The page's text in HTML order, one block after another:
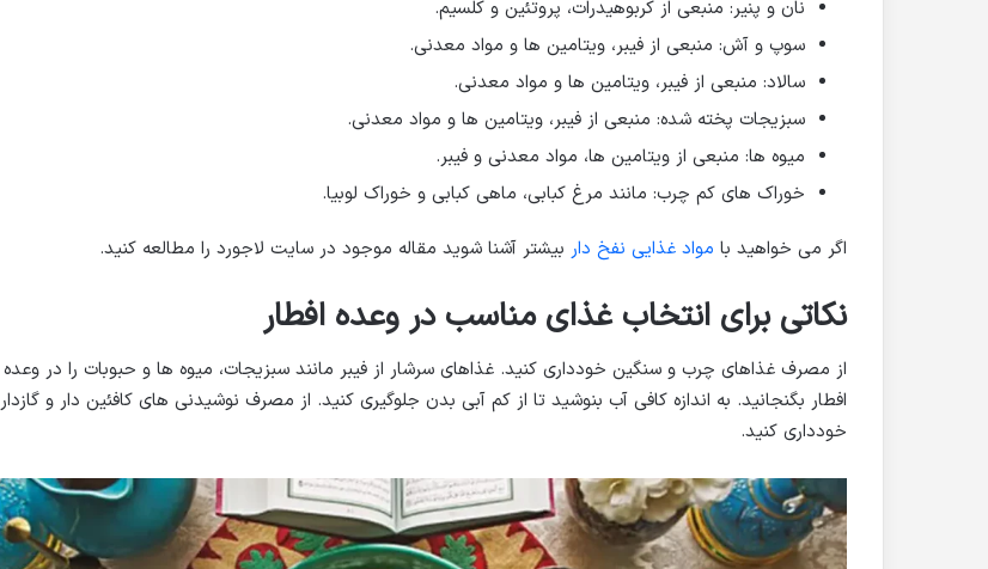
نان و پنیر: منبعی از کربوهیدرات، پروتئین و کلسیم.
سوپ و آش: منبعی از فیبر، ویتامین ها و مواد معدنی.
سالاد: منبعی از فیبر، ویتامین ها و مواد معدنی.
سبزیجات پخته شده: منبعی از فیبر، ویتامین ها و مواد معدنی.
میوه ها: منبعی از ویتامین ها، مواد معدنی و فیبر.
خوراک های کم چرب: مانند مرغ کبابی، ماهی کبابی و خوراک لوبیا.
اگر می خواهید با مواد غذایی نفخ دار بیشتر آشنا شوید مقاله موجود در سایت لاجورد را مطالعه کنید.
نکاتی برای انتخاب غذای مناسب در وعده افطار
از مصرف غذاهای چرب و سنگین خودداری کنید. غذاهای سرشار از فیبر مانند سبزیجات، میوه ها و حبوبات را در وعده
افطار بگنجانید. به اندازه کافی آب بنوشید تا از کم آبی بدن جلوگیری کنید. از مصرف نوشیدنی های کافئین دار و گازدار
خودداری کنید.